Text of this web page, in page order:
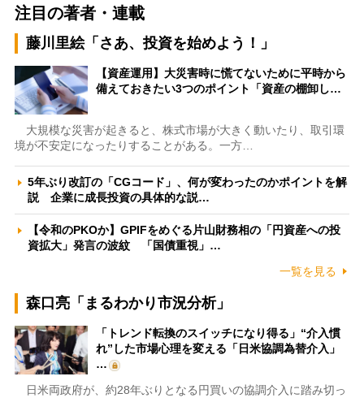
注目の著者・連載
藤川里絵「さあ、投資を始めよう！」
【資産運用】大災害時に慌てないために平時から
備えておきたい3つのポイント「資産の棚卸し…
大規模な災害が起きると、株式市場が大きく動いたり、取引環
境が不安定になったりすることがある。一方…
5年ぶり改訂の「CGコード」、何が変わったのかポイントを解
説 企業に成長投資の具体的な説…
【令和のPKOか】GPIFをめぐる片山財務相の「円資産への投
資拡大」発言の波紋 「国債重視」…
一覧を見る
森口亮「まるわかり市況分析」
「トレンド転換のスイッチになり得る」“介入慣
れ”した市場心理を変える「日米協調為替介入」
…
日米両政府が、約28年ぶりとなる円買いの協調介入に踏み切っ